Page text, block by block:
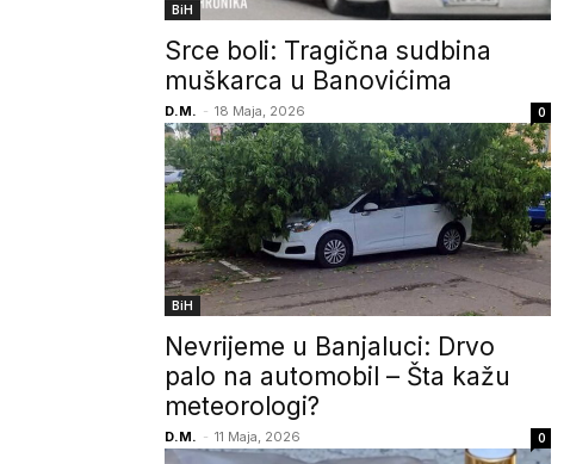
BiH
Srce boli: Tragična sudbina
muškarca u Banovićima
D.M. - 18 Maja, 2026 0
BiH
Nevrijeme u Banjaluci: Drvo
palo na automobil – Šta kažu
meteorologi?
D.M. - 11 Maja, 2026 0